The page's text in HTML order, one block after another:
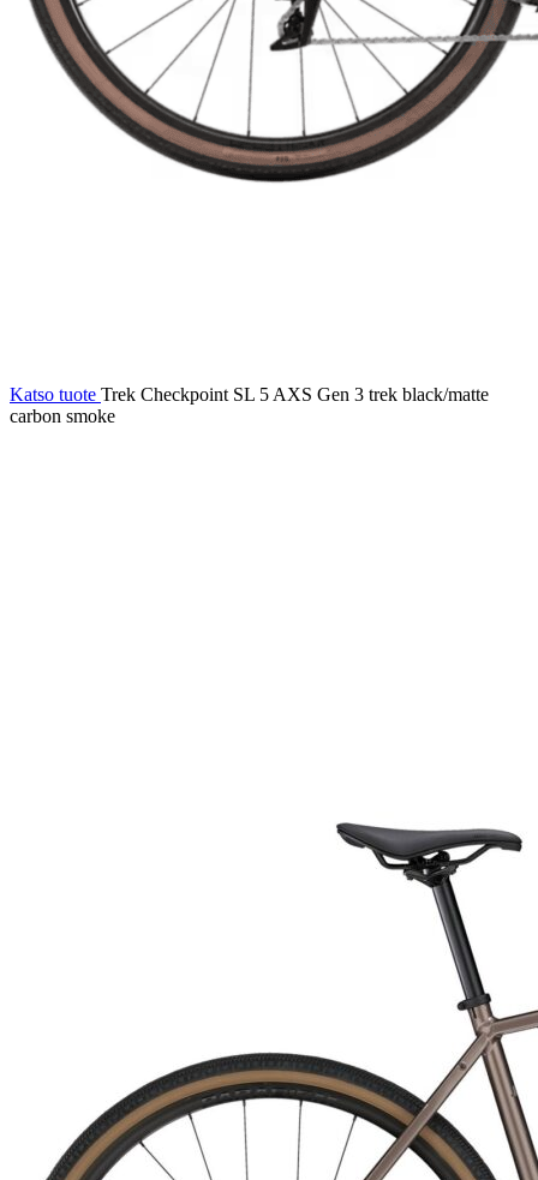
Katso tuote Trek Checkpoint SL 5 AXS Gen 3 trek black/matte
carbon smoke